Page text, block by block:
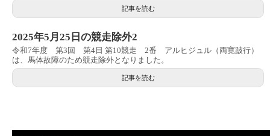
記事を読む
2025年5月25日の競走除外2
令和7年度 第3回 第4日 第10競走 2番 アルヒジュル（両寛跛行）
は、馬体故障のため競走除外となりました。
記事を読む